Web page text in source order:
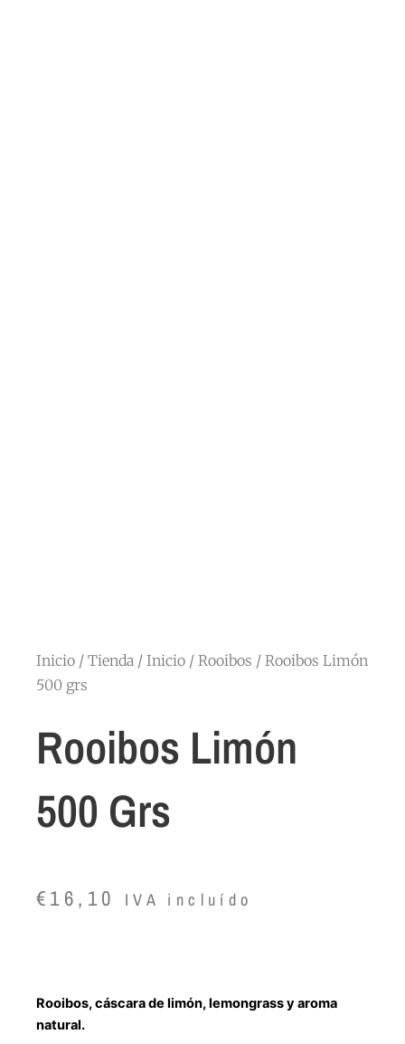
Inicio / Tienda / Inicio / Rooibos / Rooibos Limón
500 grs
Rooibos Limón
500 Grs
€16,10 IVA incluído
Rooibos, cáscara de limón, lemongrass y aroma
natural.